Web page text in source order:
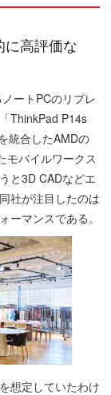
高評価な
ートPCのリプレ
ThinkPad P14s
統合したAMDの
モバイルワークス
と3D CADなどエ
社が注目したのは
マンスである。
想定していたわけ